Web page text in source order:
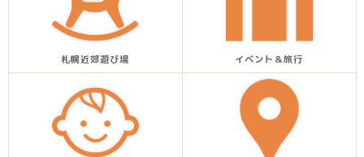
札幌近郊遊び場 イベント＆旅行